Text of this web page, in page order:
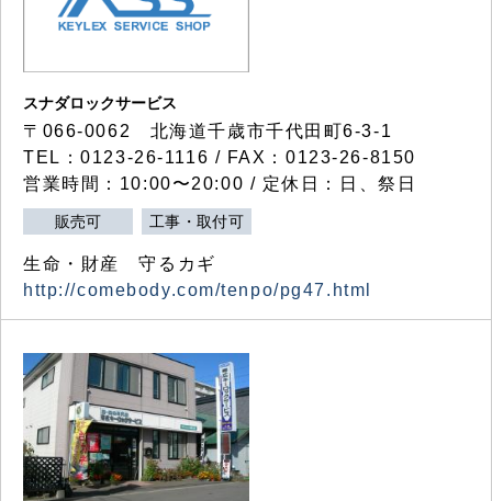
スナダロックサービス
〒066-0062 北海道千歳市千代田町6-3-1
TEL：0123-26-1116 / FAX：0123-26-8150
営業時間：10:00〜20:00 / 定休日：日、祭日
販売可 工事・取付可
生命・財産 守るカギ
http://comebody.com/tenpo/pg47.html